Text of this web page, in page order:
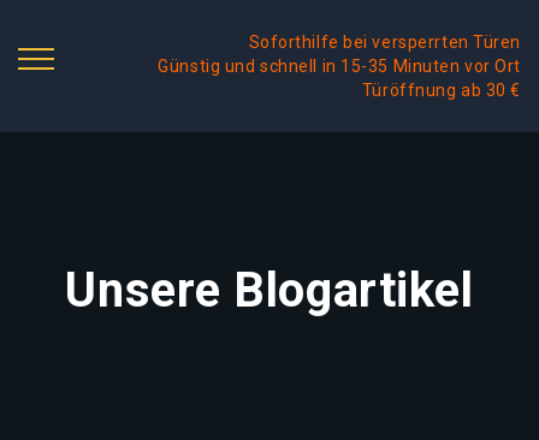
Soforthilfe bei versperrten Türen
Günstig und schnell in 15-35 Minuten vor Ort
Türöffnung ab 30 €
Unsere Blogartikel